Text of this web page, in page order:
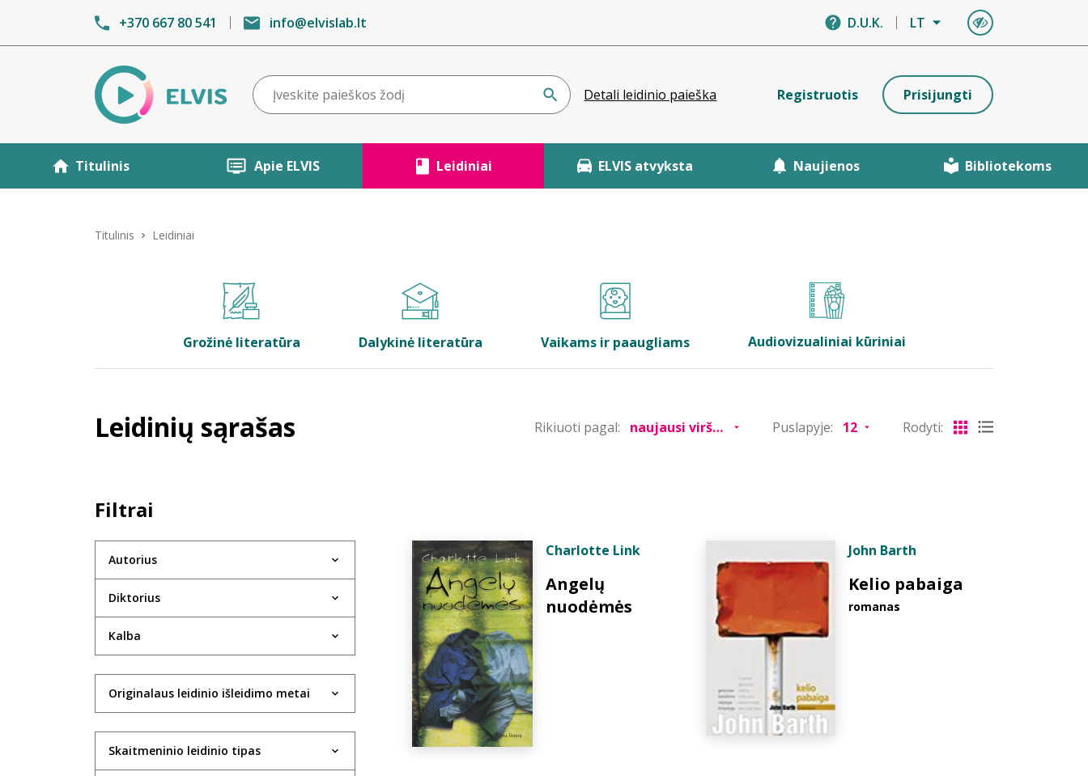
+370 667 80 541 info@elvislab.lt D.U.K. LT
Detali leidinio paieška Registruotis Prisijungti
Titulinis Apie ELVIS Leidiniai ELVIS atvyksta Naujienos Bibliotekoms
Titulinis Leidiniai
Grožinė literatūra Dalykinė literatūra Vaikams ir paaugliams Audiovizualiniai kūriniai
Leidinių sąrašas Rikiuoti pagal: Puslapyje: Rodyti:
Filtrai
Autorius
Diktorius
Kalba
Originalaus leidinio išleidimo metai
Skaitmeninio leidinio tipas
Charlotte Link
Angelų
nuodėmės
John Barth
Kelio pabaiga
romanas